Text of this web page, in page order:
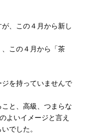
、この４月から新し
この４月から「茶
を持っていませんで
と、高級、つまらな
よいイメージと言え
でした。